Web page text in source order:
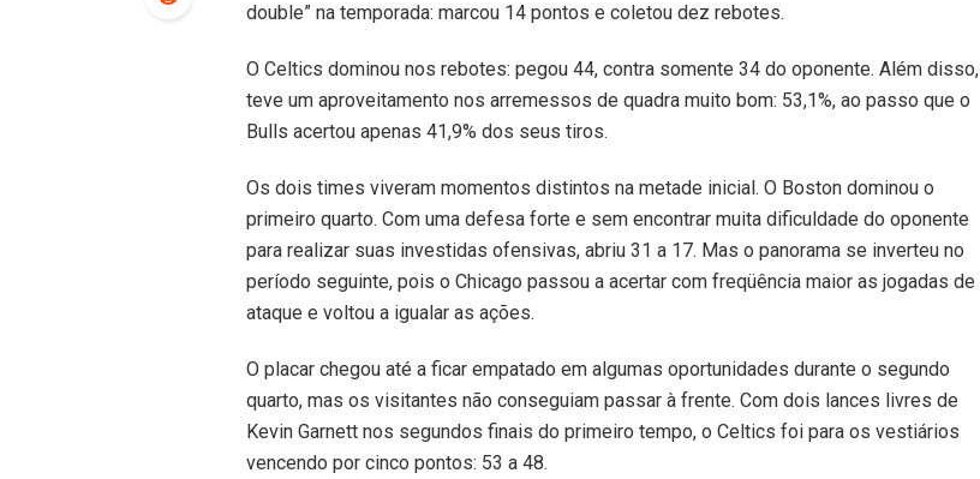
double” na temporada: marcou 14 pontos e coletou dez rebotes.
O Celtics dominou nos rebotes: pegou 44, contra somente 34 do oponente. Além disso,
teve um aproveitamento nos arremessos de quadra muito bom: 53,1%, ao passo que o
Bulls acertou apenas 41,9% dos seus tiros.
Os dois times viveram momentos distintos na metade inicial. O Boston dominou o
primeiro quarto. Com uma defesa forte e sem encontrar muita dificuldade do oponente
para realizar suas investidas ofensivas, abriu 31 a 17. Mas o panorama se inverteu no
período seguinte, pois o Chicago passou a acertar com freqüência maior as jogadas de
ataque e voltou a igualar as ações.
O placar chegou até a ficar empatado em algumas oportunidades durante o segundo
quarto, mas os visitantes não conseguiam passar à frente. Com dois lances livres de
Kevin Garnett nos segundos finais do primeiro tempo, o Celtics foi para os vestiários
vencendo por cinco pontos: 53 a 48.